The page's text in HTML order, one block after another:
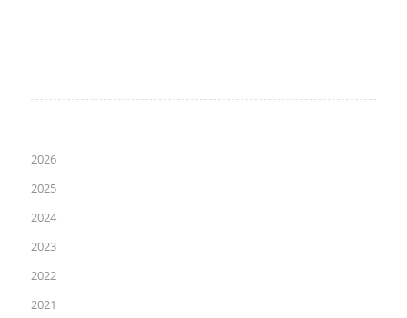
2026
2025
2024
2023
2022
2021